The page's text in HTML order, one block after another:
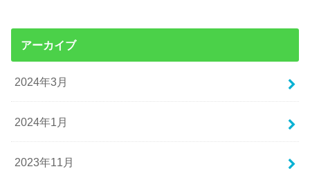
アーカイブ
2024年3月
2024年1月
2023年11月